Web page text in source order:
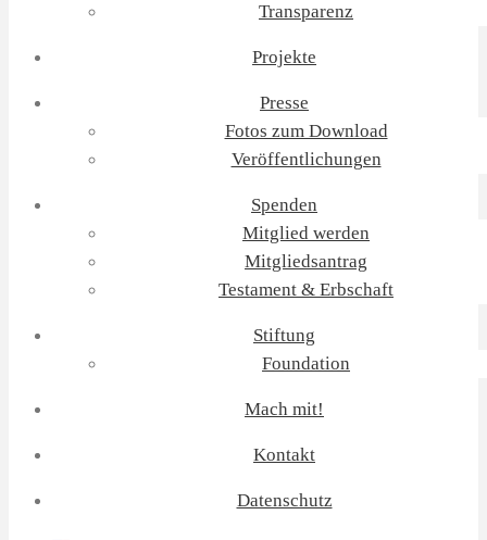
Transparenz
Projekte
Presse
Fotos zum Download
Veröffentlichungen
Spenden
Mitglied werden
Mitgliedsantrag
Testament & Erbschaft
Stiftung
Foundation
Mach mit!
Kontakt
Datenschutz